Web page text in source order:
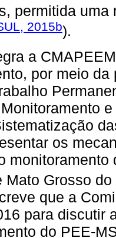
permitida
2015b).
a
por meio
os
Mato Grosso do
que a
para discutir
do PEE-